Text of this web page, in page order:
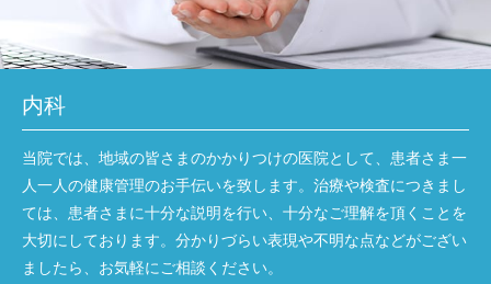
内科
当院では、地域の皆さまのかかりつけの医院として、患者さま一
人一人の健康管理のお手伝いを致します。治療や検査につきまし
ては、患者さまに十分な説明を行い、十分なご理解を頂くことを
大切にしております。分かりづらい表現や不明な点などがござい
ましたら、お気軽にご相談ください。